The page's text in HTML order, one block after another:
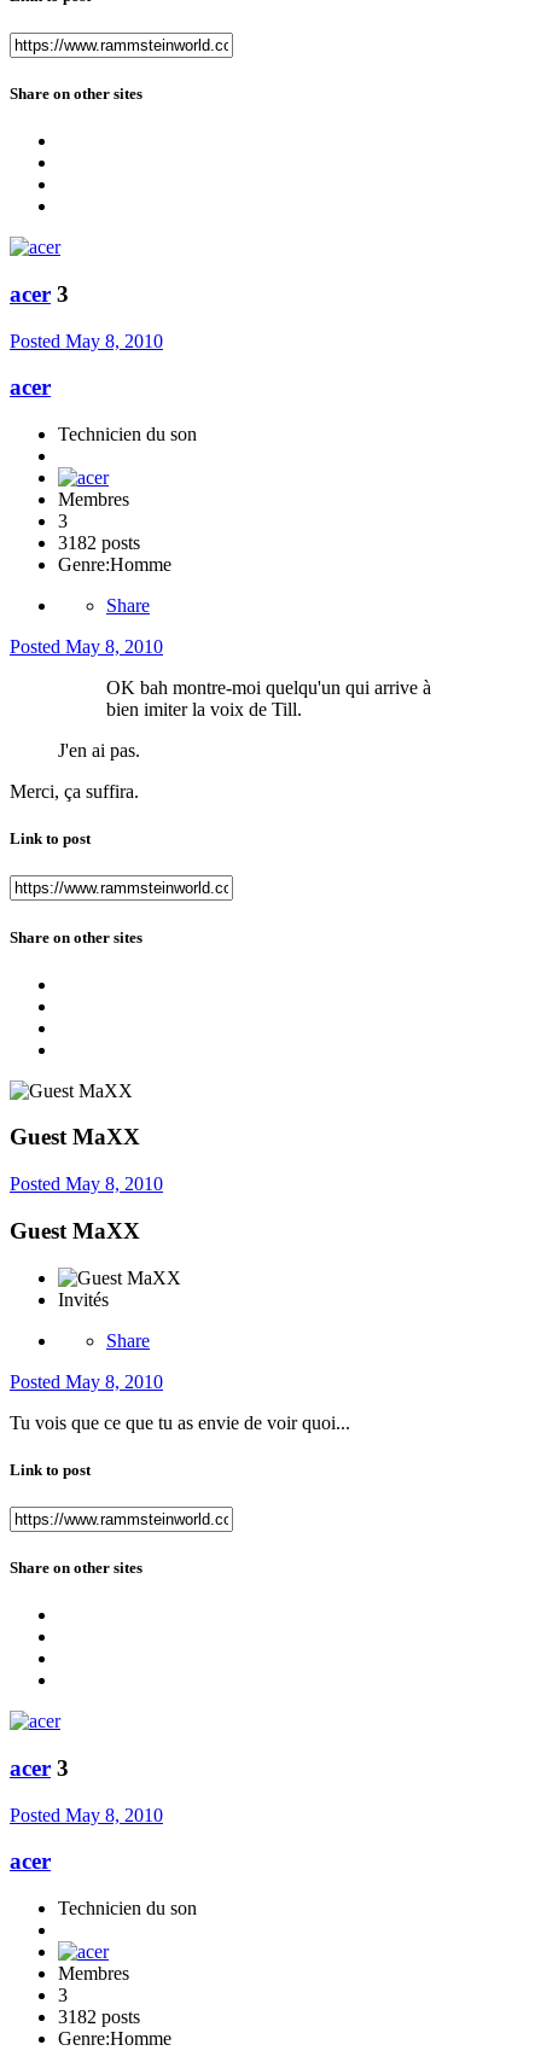
Share on other sites
acer 3
Posted May 8, 2010
acer
Technicien du son
Membres
3
3182 posts
Genre:Homme
Share
Posted May 8, 2010
OK bah montre-moi quelqu'un qui arrive à
bien imiter la voix de Till.
J'en ai pas.
Merci, ça suffira.
Link to post
Share on other sites
Guest MaXX
Posted May 8, 2010
Guest MaXX
Invités
Share
Posted May 8, 2010
Tu vois que ce que tu as envie de voir quoi...
Link to post
Share on other sites
acer 3
Posted May 8, 2010
acer
Technicien du son
Membres
3
3182 posts
Genre:Homme